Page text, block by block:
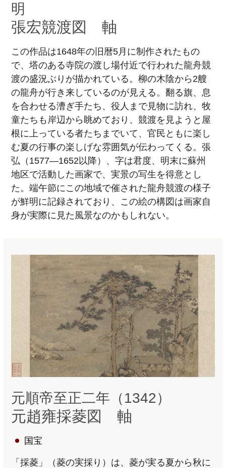
明
張宏競渡図 軸
この作品は1648年の旧暦5月に制作されたもの
で、塔のある寺院の渡し場付近で行われた龍舟競
渡の盛況ぶりが描かれている。柳の木陰から2艘
の龍舟が行き来しているのが見える。翻る旗、息
を合わせる漕ぎ手たち、役人まで見物に訪れ、牧
童たちも岸辺から眺めており、競渡を見ようと屋
根に上っている者たちまでいて、官民ともに楽し
む夏の行事の楽しげな雰囲気が伝わってくる。張
弘（1577—1652以降）、字は君度、明末に蘇州
地区で活動した画家で、実景の写生を得意とし
た。端午節にこの地域で催された龍舟競渡の様子
が鮮明に記録されており、この絵の構図は画家自
身が実際に見た風景なのかもしれない。
元順帝至正二年（1342）
元趙雍採菱図 軸
国宝
「採菱」（菱の実採り）は、菱が実る夏から秋に